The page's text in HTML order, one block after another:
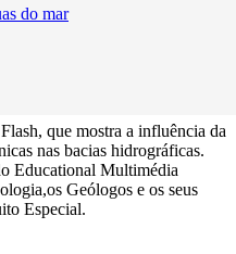
do mar
que mostra a influência da
nas bacias hidrográficas.
Educational Multimédia
Geólogos e os seus
Especial.